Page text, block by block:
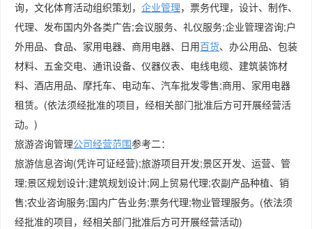
询，文化体育活动组织策划， 企业管理，票务代理，设计、制作、
代理、发布国内外各类广告;会议服务、礼仪服务;企业管理咨询;户
外用品、食品、家用电器、商用电器、日用百货、办公用品、包装
材料、五金交电、通讯设备、仪器仪表、电线电缆、建筑装饰材
料、酒店用品、摩托车、电动车、汽车批发零售;商用、家用电器
租赁。(依法须经批准的项目，经相关部门批准后方可开展经营活
动。)
旅游咨询管理公司经营范围参考二：
旅游信息咨询(凭许可证经营);旅游项目开发;景区开发、运营、管
理;景区规划设计;建筑规划设计;网上贸易代理;农副产品种植、销
售;农业咨询服务;国内广告业务;票务代理;物业管理服务。(依法须
经批准的项目，经相关部门批准后方可开展经营活动)